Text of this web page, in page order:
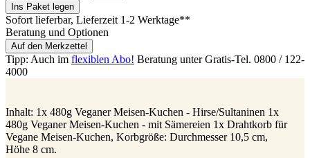
Ins Paket legen
Sofort lieferbar, Lieferzeit 1-2 Werktage**
Beratung und Optionen
Auf den Merkzettel
Tipp: Auch im flexiblen Abo! Beratung unter Gratis-Tel. 0800 / 122-
4000
Inhalt: 1x 480g Veganer Meisen-Kuchen - Hirse/Sultaninen 1x
480g Veganer Meisen-Kuchen - mit Sämereien 1x Drahtkorb für
Vegane Meisen-Kuchen, Korbgröße: Durchmesser 10,5 cm,
Höhe 8 cm.